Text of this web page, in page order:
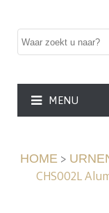
MENU
HOME>
CHS002L